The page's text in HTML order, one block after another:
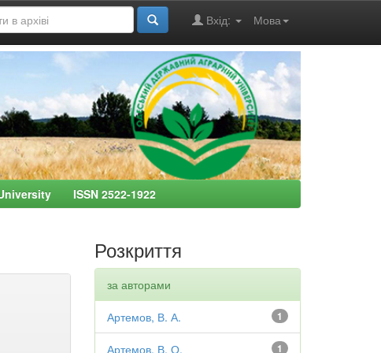
Мова
Вхід:
ISSN 2522-1922
Розкриття
за авторами
1
Артемов, В. А.
1
Артемов, В. О.